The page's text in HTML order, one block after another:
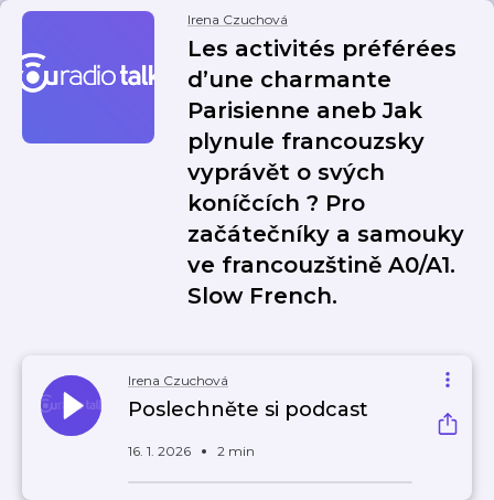
Irena Czuchová
Les activités préférées
d’une charmante
Parisienne aneb Jak
plynule francouzsky
vyprávět o svých
koníčcích ? Pro
začátečníky a samouky
ve francouzštině A0/A1.
Slow French.
Irena Czuchová
Poslechněte si podcast
16. 1. 2026 2 min